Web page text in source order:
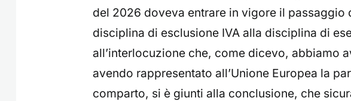
del 2026 doveva entrare in vigore il passaggio
disciplina di esclusione IVA alla disciplina di
all’interlocuzione che, come dicevo, abbiamo
avendo rappresentato all’Unione Europea la
comparto, si è giunti alla conclusione, che